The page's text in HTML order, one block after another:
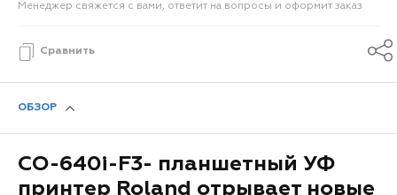
Менеджер свяжется с вами, ответит на вопросы и оформит заказ
Сравнить
ОБЗОР
CO-640i-F3- планшетный УФ
принтер Roland отрывает новые